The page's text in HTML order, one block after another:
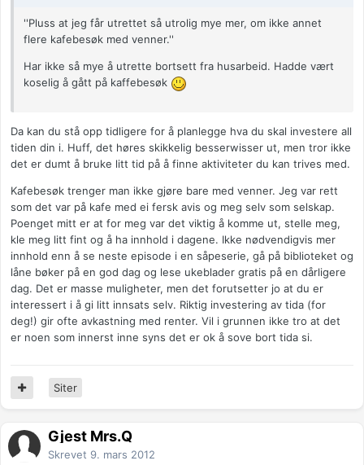
''Pluss at jeg får utrettet så utrolig mye mer, om ikke annet
flere kafebesøk med venner.''
Har ikke så mye å utrette bortsett fra husarbeid. Hadde vært
koselig å gått på kaffebesøk
Da kan du stå opp tidligere for å planlegge hva du skal investere all
tiden din i. Huff, det høres skikkelig besserwisser ut, men tror ikke
det er dumt å bruke litt tid på å finne aktiviteter du kan trives med.
Kafebesøk trenger man ikke gjøre bare med venner. Jeg var rett
som det var på kafe med ei fersk avis og meg selv som selskap.
Poenget mitt er at for meg var det viktig å komme ut, stelle meg,
kle meg litt fint og å ha innhold i dagene. Ikke nødvendigvis mer
innhold enn å se neste episode i en såpeserie, gå på biblioteket og
låne bøker på en god dag og lese ukeblader gratis på en dårligere
dag. Det er masse muligheter, men det forutsetter jo at du er
interessert i å gi litt innsats selv. Riktig investering av tida (for
deg!) gir ofte avkastning med renter. Vil i grunnen ikke tro at det
er noen som innerst inne syns det er ok å sove bort tida si.
Siter
Gjest Mrs.Q
Skrevet 9. mars 2012